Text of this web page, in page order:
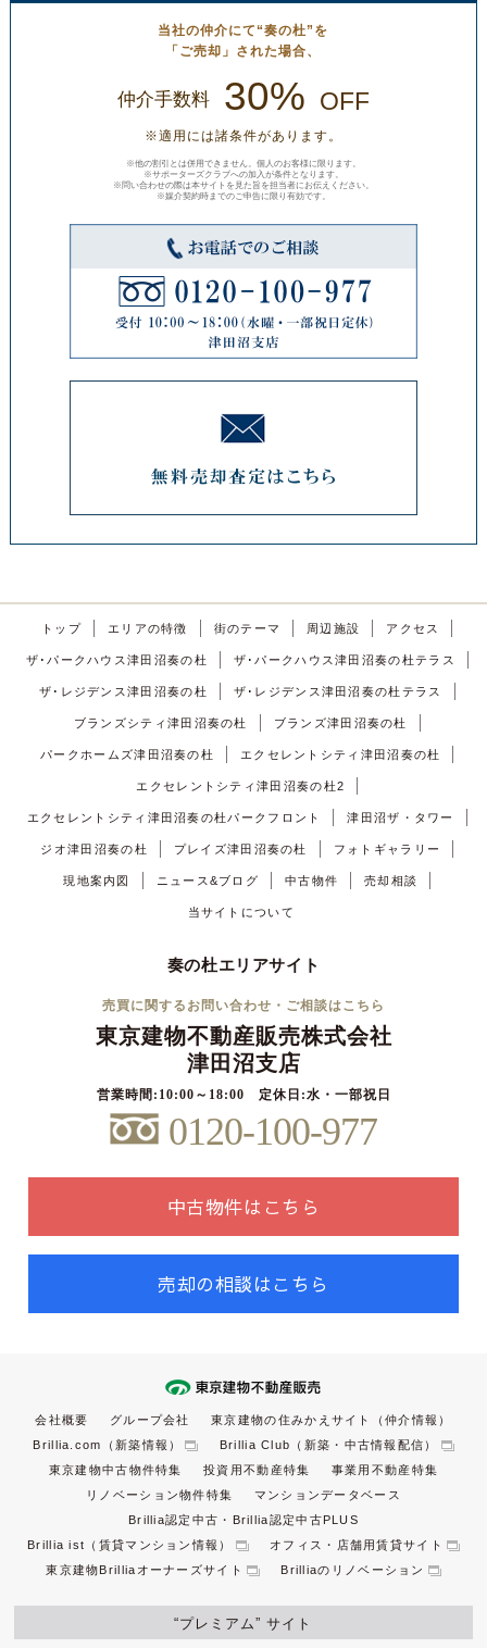
当社の仲介にて“奏の杜”を
「ご売却」された場合、
仲介手数料 30% OFF
※適用には諸条件があります。
※他の割引とは併用できません。個人のお客様に限ります。
※サポーターズクラブへの加入が条件となります。
※問い合わせの際は本サイトを見た旨を担当者にお伝えください。
※媒介契約時までのご申告に限り有効です。
トップ エリアの特徴 街のテーマ 周辺施設 アクセス
ザ･パークハウス津田沼奏の杜 ザ･パークハウス津田沼奏の杜テラス
ザ･レジデンス津田沼奏の杜 ザ･レジデンス津田沼奏の杜テラス
ブランズシティ津田沼奏の杜 ブランズ津田沼奏の杜
パークホームズ津田沼奏の杜 エクセレントシティ津田沼奏の杜
エクセレントシティ津田沼奏の杜2
エクセレントシティ津田沼奏の杜パークフロント 津田沼ザ・タワー
ジオ津田沼奏の杜 プレイズ津田沼奏の杜 フォトギャラリー
現地案内図 ニュース&ブログ 中古物件 売却相談
当サイトについて
奏の杜エリアサイト
売買に関するお問い合わせ・ご相談はこちら
東京建物不動産販売株式会社
津田沼支店
営業時間:10:00～18:00 定休日:水・一部祝日
0120-100-977
中古物件はこちら
売却の相談はこちら
会社概要 グループ会社
東京建物の住みかえサイト（仲介情報）
Brillia.com（新築情報）
Brillia Club（新築・中古情報配信）
東京建物中古物件特集
投資用不動産特集
事業用不動産特集
リノベーション物件特集
マンションデータベース
Brillia認定中古・Brillia認定中古PLUS
Brillia ist（賃貸マンション情報）
オフィス・店舗用賃貸サイト
東京建物Brilliaオーナーズサイト
Brilliaのリノベーション
“プレミアム” サイト